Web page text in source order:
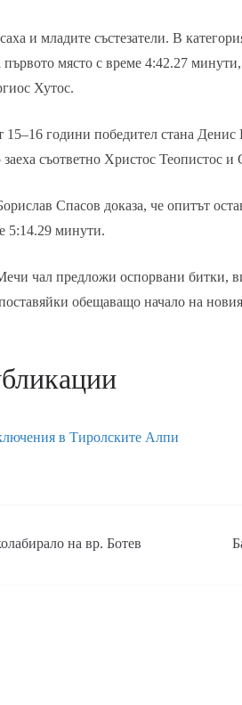
и младите състезатели. В
място с време 4:42.27
Хутос.
години победител стана
съответно Христос Теопистос и
Спасов доказа, че опитът
5:14.29 минути.
чал предложи оспорвани битки,
обещаващо начало на
в Тиролските Алпи
на вр. Ботев